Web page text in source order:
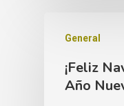
General
¡Feliz
Año